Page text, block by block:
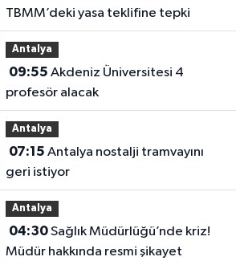
TBMM’deki yasa teklifine tepki
Antalya
09:55
profesör alacak
Antalya
07:15
geri istiyor
Antalya
04:30Sağlık Müdürlüğü’nde kriz!
Müdür hakkında resmi şikayet